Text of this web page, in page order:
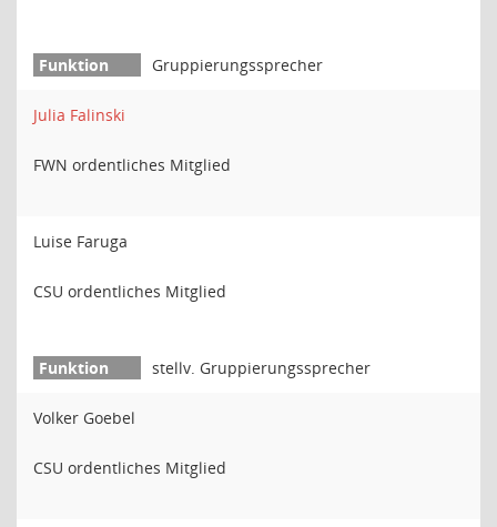
Gruppierungssprecher
Julia Falinski
FWN ordentliches Mitglied
Luise Faruga
CSU ordentliches Mitglied
stellv. Gruppierungssprecher
Volker Goebel
CSU ordentliches Mitglied